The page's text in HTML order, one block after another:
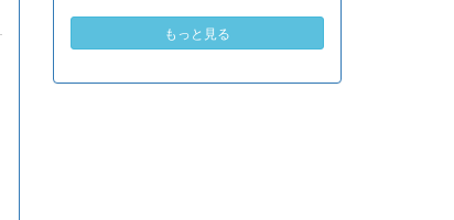
の更新プログラムを一挙にリリー
スしました。 具体的には、各検
もっと見る